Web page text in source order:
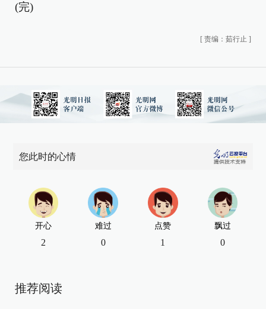
(完)
[ 责编：茹行止 ]
您此时的心情
开心
2
难过
0
点赞
1
飘过
0
推荐阅读